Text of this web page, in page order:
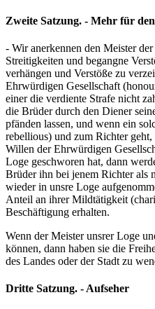
Zweite Satzung. - Mehr für
- Wir anerkennen den Meister
Streitigkeiten und begangne
verhängen und Verstöße zu
Ehrwürdigen Gesellschaft
einer die verdiente Strafe nicht
die Brüder durch den Diener
pfänden lassen, und wenn ein
rebellious) und zum Richter
Willen der Ehrwürdigen
Loge geschworen hat, dann
Brüder ihn bei jenem Richter als
wieder in unsre Loge
Anteil an ihrer Mildtätigkeit
Beschäftigung erhalten.
Wenn der Meister unsrer Loge
können, dann haben sie die
des Landes oder der Stadt zu
Dritte Satzung. - Aufseher